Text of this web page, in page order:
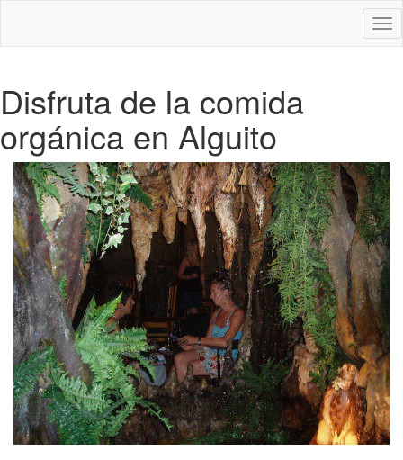
Disfruta de la comida
orgánica en Alguito